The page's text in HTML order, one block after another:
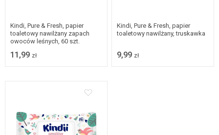
Kindi, Pure & Fresh, papier
toaletowy nawilżany zapach
owoców leśnych, 60 szt.
11,99 zł
Kindi, Pure & Fresh, papier
toaletowy nawilżany, truskawka
9,99 zł